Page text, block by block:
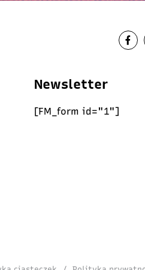
Newsletter
[FM_form id="1"]